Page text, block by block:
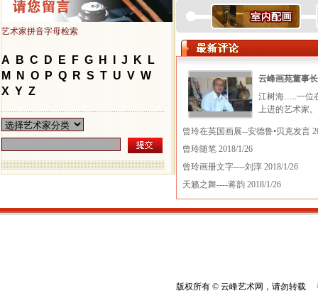
艺术家拼音字母检索
A B C D E F G H J K
L
M
N O P Q R S T U V W
X Y Z
云峰画苑董事
江树海…..一位
上进的艺术家
曾玲在英国画展--安德鲁•贝克发言
曾玲随笔2018/1/26
曾玲画册文字----刘淳2018/1/26
天籁之舞----蒋韵2018/1/26
版权所有 © 云峰艺术网，请勿转载